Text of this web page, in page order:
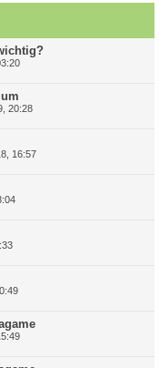
20:28
16:57